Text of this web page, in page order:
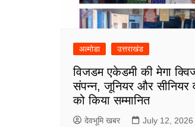
अल्मोडा उत्तराखंड
विजडम एकेडमी की मेगा क्विज
संपन्न, जूनियर और सीनियर
को किया सम्मानित
देवभूमि खबर July 12, 2026